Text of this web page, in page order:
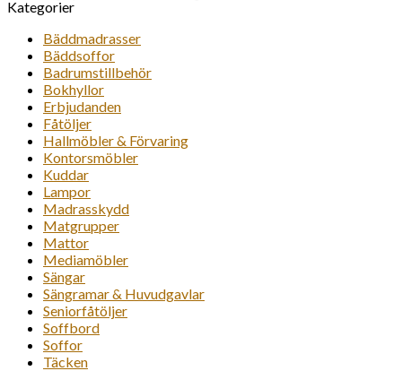
Kategorier
Bäddmadrasser
Bäddsoffor
Badrumstillbehör
Bokhyllor
Erbjudanden
Fåtöljer
Hallmöbler & Förvaring
Kontorsmöbler
Kuddar
Lampor
Madrasskydd
Matgrupper
Mattor
Mediamöbler
Sängar
Sängramar & Huvudgavlar
Seniorfåtöljer
Soffbord
Soffor
Täcken